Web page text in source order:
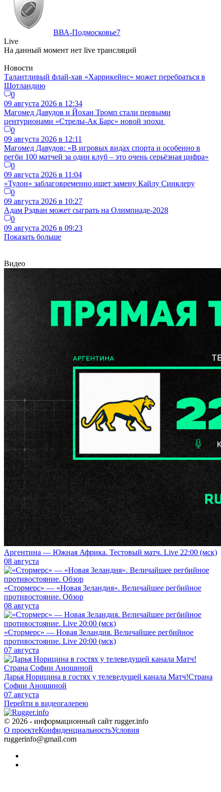
ВВА-Подмосковье7
Live
На данный момент нет live трансляций
Новости
Талантливый флай-хав «Харрикейнс» может перебраться в
Шотландию
0
09 августа 2026 в 12:34
Магомед Давудов и Йохан Тромп стали первыми
центурионами «Стрелы-Ак Барс» новой эпохи
0
09 августа 2026 в 12:11
Магомед Давудов: «В игровых видах спорта и особенно в
регби 100 матчей за один клуб – это очень серьёзная цифра»
0
09 августа 2026 в 11:04
«Тулон» заблаговременно ищет замену Кайлу Синклеру
0
09 августа 2026 в 10:27
Адам Рэдван может сыграть на Олимпиаде-2028
0
09 августа 2026 в 09:23
Показать больше
Видео
Аргентина — Южная Африка. Тестовый матч. Live 22:00 (мск)
08 августа
«Стормерс» — «Новая Зеландия». Величайшее регбийное
противостояние. Обзор
08 августа
«Стормерс» — Новая Зеландия. Величайшее регбийное
противостояние. Live 20:00 (мск)
07 августа
Дарья Норицина в гостях у телеведущей канала Матч!Страна
Софии Аношиной
07 августа
Перейти в видеогалерею
© 2026 - информационный сайт rugger.info
О проектеКонфиденциальностьУсловия
ruggerinfo@gmail.com